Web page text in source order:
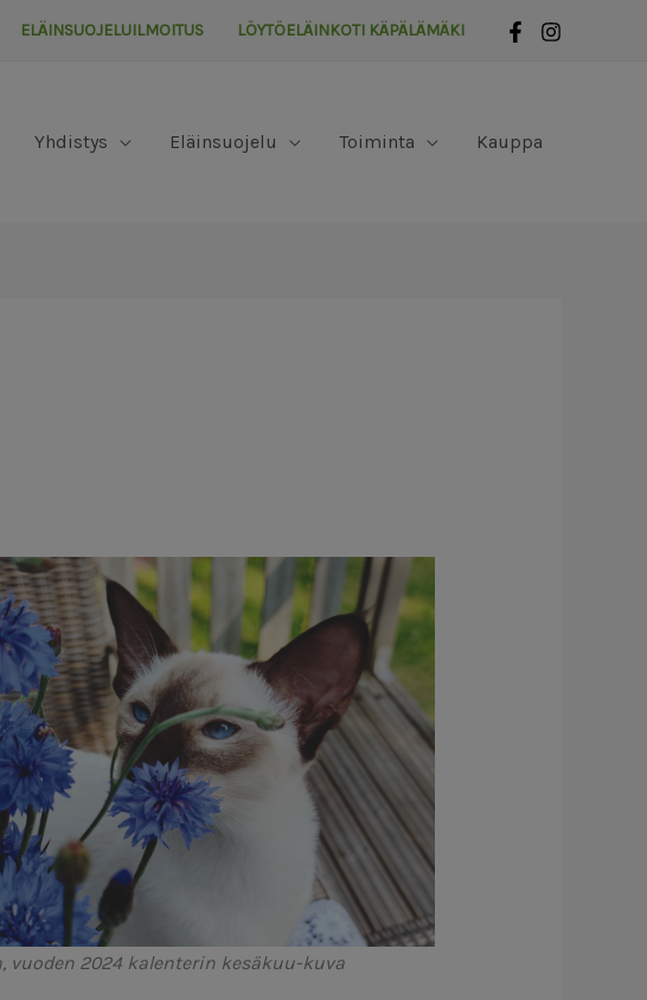
ELÄINSUOJELUILMOITUS LÖYTÖELÄINKOTI KÄPÄLÄMÄKI
Yhdistys Eläinsuojelu Toiminta Kauppa
vuoden 2024 kalenterin kesäkuu-kuva